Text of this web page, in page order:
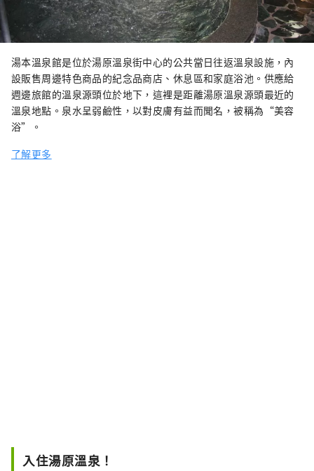
湯本溫泉館是位於湯原溫泉街中心的公共當日往返溫泉設施，內
設販售周邊特色商品的紀念品商店、休息區和家庭浴池。供應給
週邊旅館的溫泉源頭位於地下，這裡是距離湯原溫泉源頭最近的
溫泉地點。泉水呈弱鹼性，以對皮膚有益而聞名，被稱為“美容
浴”。
了解更多
入住湯原溫泉！